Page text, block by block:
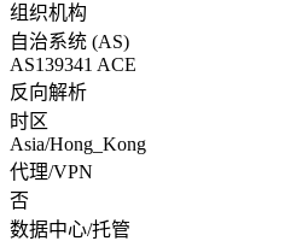
组织机构
自治系统 (AS)
AS139341 ACE
反向解析
时区
Asia/Hong_Kong
代理/VPN
否
数据中心/托管